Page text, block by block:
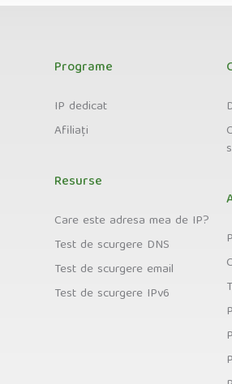
Programe
IP dedicat
Afiliați
Resurse
Care este adresa mea de IP?
Test de scurgere DNS
Test de scurgere email
Test de scurgere IPv6